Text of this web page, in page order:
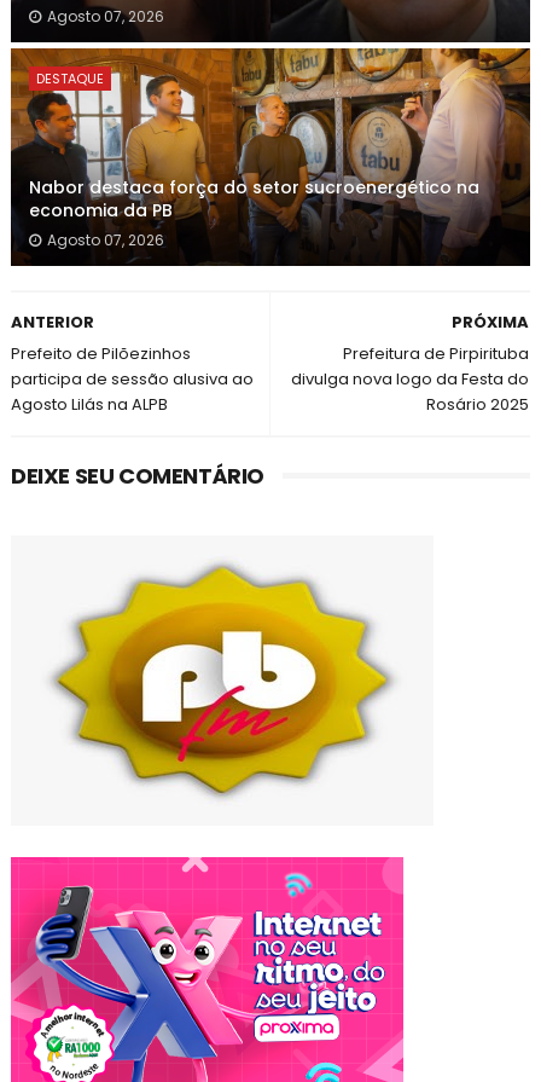
Agosto 07, 2026
DESTAQUE
Nabor destaca força do setor sucroenergético na
economia da PB
Agosto 07, 2026
PRÓXIMA
Prefeitura de Pirpirituba
divulga nova logo da Festa do
Rosário 2025
ANTERIOR
Prefeito de Pilõezinhos
participa de sessão alusiva ao
Agosto Lilás na ALPB
DEIXE SEU COMENTÁRIO